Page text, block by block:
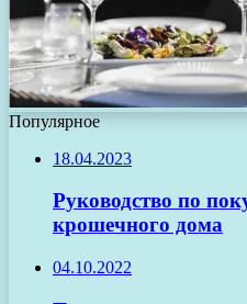
Популярное
18.04.2023
Руководство по
крошечного дома
04.10.2022